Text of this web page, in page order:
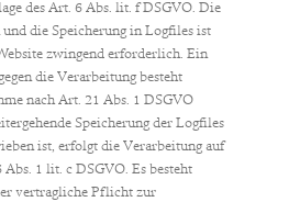
des Art. 6 Abs. lit. f DSGVO. Die
und die Speicherung in Logfiles ist
zwingend erforderlich. Ein
die Verarbeitung besteht
nach Art. 21 Abs. 1 DSGVO
Speicherung der Logfiles
ist, erfolgt die Verarbeitung auf
1 lit. c DSGVO. Es besteht
vertragliche Pflicht zur